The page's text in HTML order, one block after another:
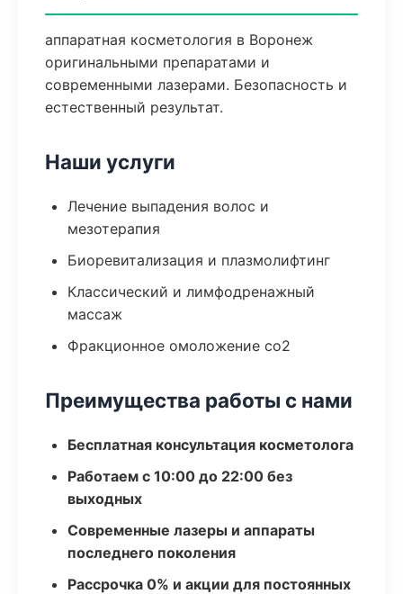
аппаратная косметология в Воронеж
оригинальными препаратами и
современными лазерами. Безопасность и
естественный результат.
Наши услуги
Лечение выпадения волос и
мезотерапия
Биоревитализация и плазмолифтинг
Классический и лимфодренажный
массаж
Фракционное омоложение co2
Преимущества работы с нами
Бесплатная консультация косметолога
Работаем с 10:00 до 22:00 без
выходных
Современные лазеры и аппараты
последнего поколения
Рассрочка 0% и акции для постоянных